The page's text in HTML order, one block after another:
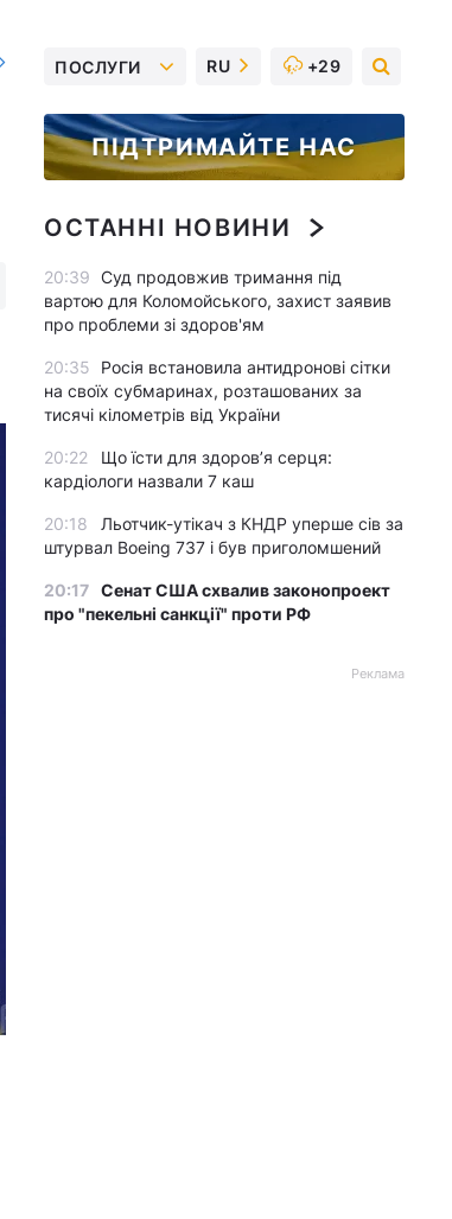
ПОСЛУГИ RU +29
ПІДТРИМАЙТЕ НАС
ОСТАННІ НОВИНИ
20:39 Суд продовжив тримання під
вартою для Коломойського, захист заявив
про проблеми зі здоров'ям
20:35
Росія встановила антидронові сітки
на своїх субмаринах, розташованих за
тисячі кілометрів від України
20:22
Що їсти для здоров’я серця:
кардіологи назвали 7 каш
20:18
Льотчик-утікач з КНДР уперше сів за
штурвал Boeing 737 і був приголомшений
20:17 Сенат США схвалив законопроект
про "пекельні санкції" проти РФ
Реклама